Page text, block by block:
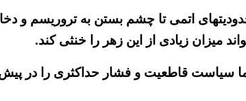
اتمی تا چشم بستن به تروریسم و
میزان زیادی از این زهر را خنثی کند.
قاطعیت و فشار حداکثری را در پیش